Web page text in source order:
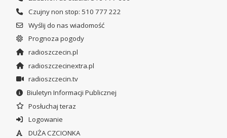
Czujny non stop: 510 777 222
Wyślij do nas wiadomość
Prognoza pogody
radioszczecin.pl
radioszczecinextra.pl
radioszczecin.tv
Biuletyn Informacji Publicznej
Posłuchaj teraz
Logowanie
DUŻA CZCIONKA